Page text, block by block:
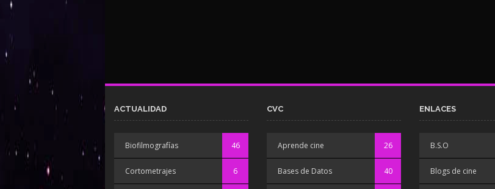
ACTUALIDAD
Biofilmografías 46
Cortometrajes 6
CVC
Aprende cine 26
Bases de Datos 40
ENLACES
B.S.O
Blogs de cine